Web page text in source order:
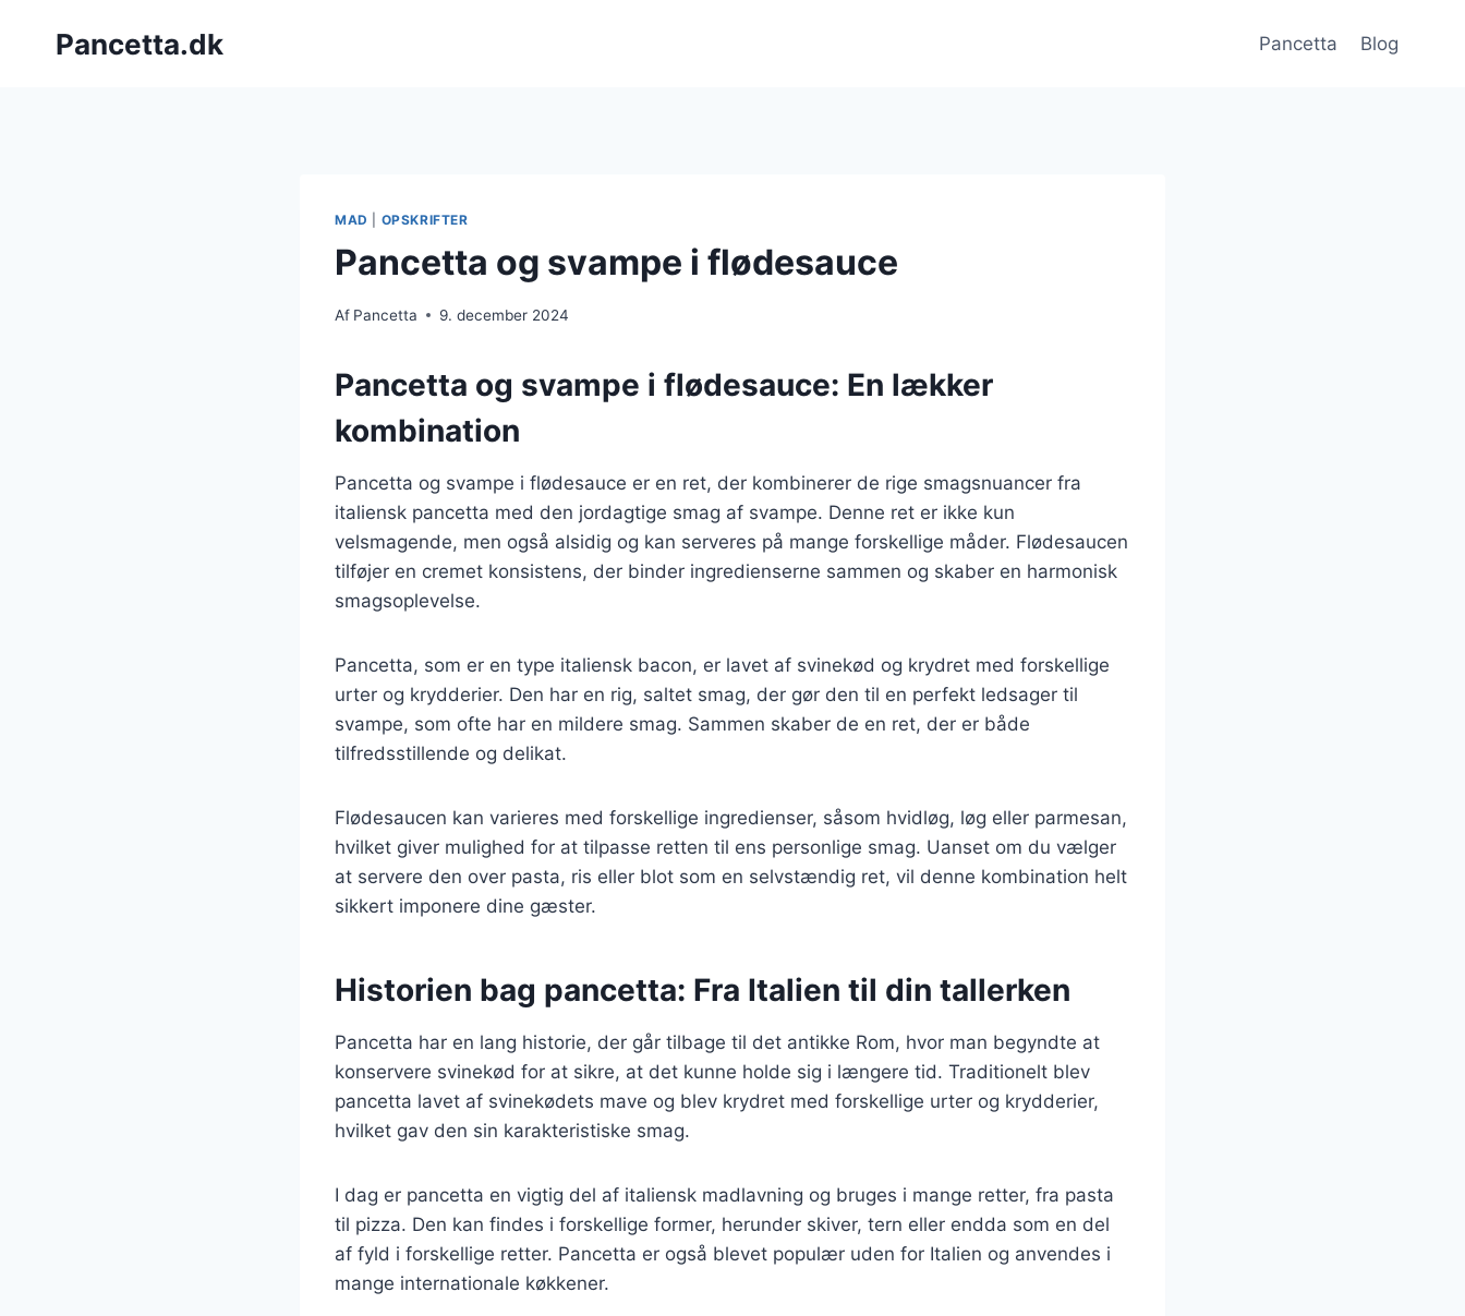
Pancetta.dk Pancetta Blog
MAD OPSKRIFTER
Pancetta og svampe i flødesauce
Af Pancetta 9. december 2024
Pancetta og svampe i flødesauce: En lækker
kombination
Pancetta og svampe i flødesauce er en ret, der kombinerer de rige smagsnuancer fra
italiensk pancetta med den jordagtige smag af svampe. Denne ret er ikke kun
velsmagende, men også alsidig og kan serveres på mange forskellige måder. Flødesaucen
tilføjer en cremet konsistens, der binder ingredienserne sammen og skaber en harmonisk
smagsoplevelse.
Pancetta, som er en type italiensk bacon, er lavet af svinekød og krydret med forskellige
urter og krydderier. Den har en rig, saltet smag, der gør den til en perfekt ledsager til
svampe, som ofte har en mildere smag. Sammen skaber de en ret, der er både
tilfredsstillende og delikat.
Flødesaucen kan varieres med forskellige ingredienser, såsom hvidløg, løg eller parmesan,
hvilket giver mulighed for at tilpasse retten til ens personlige smag. Uanset om du vælger
at servere den over pasta, ris eller blot som en selvstændig ret, vil denne kombination helt
sikkert imponere dine gæster.
Historien bag pancetta: Fra Italien til din tallerken
Pancetta har en lang historie, der går tilbage til det antikke Rom, hvor man begyndte at
konservere svinekød for at sikre, at det kunne holde sig i længere tid. Traditionelt blev
pancetta lavet af svinekødets mave og blev krydret med forskellige urter og krydderier,
hvilket gav den sin karakteristiske smag.
I dag er pancetta en vigtig del af italiensk madlavning og bruges i mange retter, fra pasta
til pizza. Den kan findes i forskellige former, herunder skiver, tern eller endda som en del
af fyld i forskellige retter. Pancetta er også blevet populær uden for Italien og anvendes i
mange internationale køkkener.